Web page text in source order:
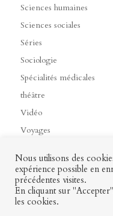
Sciences humaines
Sciences sociales
Séries
Sociologie
Spécialités médicales
théâtre
Vidéo
Voyages
Contact Mon profil
Nous utilisons des
expérience possible en
précédentes visites.
En cliquant sur
les cookies.